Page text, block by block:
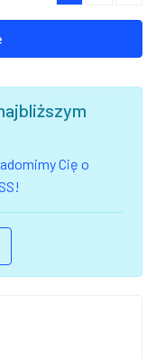
Cię o